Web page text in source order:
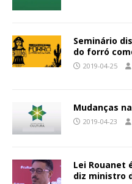
Seminário
do forró
2019-04-25
Mudanças
2019-04-23
Lei Rouanet
diz ministro